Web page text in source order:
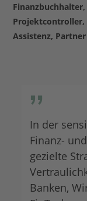
Projektcontroller,
Assistenz, Partner
In der
Finanz-
gezielte
Banken,